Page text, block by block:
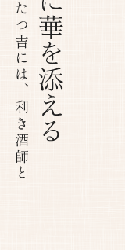
たつ吉には、利き酒師と